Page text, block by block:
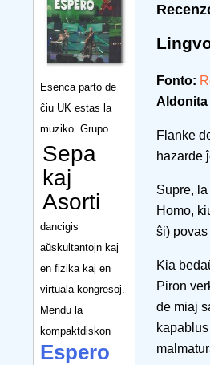
Esenca parto de
ĉiu UK estas la
muziko. Grupo
Sepa
kaj
Asorti
dancigis
aŭskultantojn kaj
en fizika kaj en
virtuala kongresoj.
Mendu la
kompaktdiskon
Espero
Fonto:
Aldonita
Flanke
hazarde
Supre,
Homo,
ŝi)
Kia
Piron
de miaj